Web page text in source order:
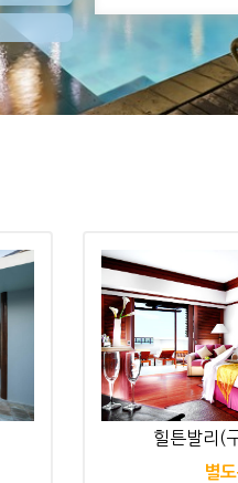
힐튼발리(
별